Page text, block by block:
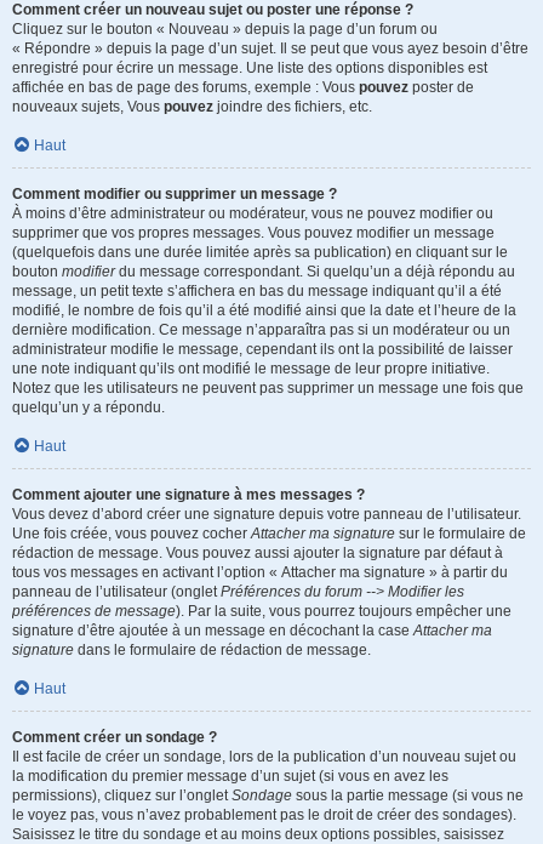
Comment créer un nouveau sujet ou poster une réponse ?
Cliquez sur le bouton « Nouveau » depuis la page d’un forum ou
« Répondre » depuis la page d’un sujet. Il se peut que vous ayez besoin d’être
enregistré pour écrire un message. Une liste des options disponibles est
affichée en bas de page des forums, exemple : Vous pouvez poster de
nouveaux sujets, Vous pouvez joindre des fichiers, etc.
Haut
Comment modifier ou supprimer un message ?
À moins d’être administrateur ou modérateur, vous ne pouvez modifier ou
supprimer que vos propres messages. Vous pouvez modifier un message
(quelquefois dans une durée limitée après sa publication) en cliquant sur le
bouton modifierdu message correspondant. Si quelqu’un a déjà répondu au
message, un petit texte s’affichera en bas du message indiquant qu’il a été
modifié, le nombre de fois qu’il a été modifié ainsi que la date et l’heure de la
dernière modification. Ce message n’apparaîtra pas si un modérateur ou un
administrateur modifie le message, cependant ils ont la possibilité de laisser
une note indiquant qu’ils ont modifié le message de leur propre initiative.
Notez que les utilisateurs ne peuvent pas supprimer un message une fois que
quelqu’un y a répondu.
Haut
Comment ajouter une signature à mes messages ?
Vous devez d’abord créer une signature depuis votre panneau de l’utilisateur.
Une fois créée, vous pouvez cocherAttacher ma signature sur le formulaire de
rédaction de message. Vous pouvez aussi ajouter la signature par défaut à
tous vos messages en activant l’option « Attacher ma signature » à partir du
panneau de l’utilisateur (ongletPréférences du forum --> Modifier les
préférences de message). Par la suite, vous pourrez toujours empêcher une
signature d’être ajoutée à un message en décochant la caseAttacher ma
signature dans le formulaire de rédaction de message.
Haut
Comment créer un sondage ?
Il est facile de créer un sondage, lors de la publication d’un nouveau sujet ou
la modification du premier message d’un sujet (si vous en avez les
permissions), cliquez sur l’ongletSondage sous la partie message (si vous ne
le voyez pas, vous n’avez probablement pas le droit de créer des sondages).
Saisissez le titre du sondage et au moins deux options possibles, saisissez